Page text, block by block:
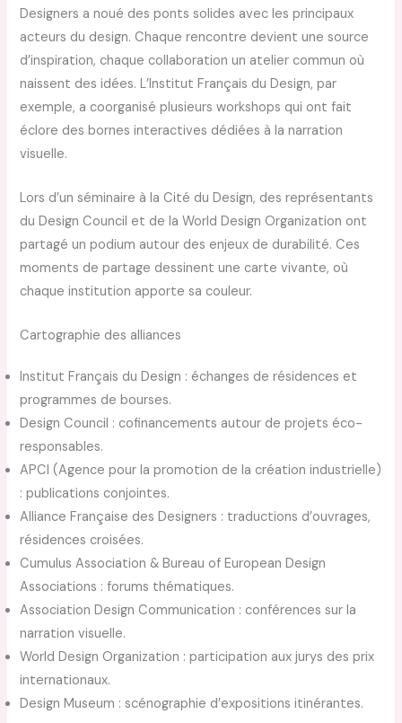
Designers a noué des ponts solides avec les principaux
acteurs du design. Chaque rencontre devient une source
d’inspiration, chaque collaboration un atelier commun où
naissent des idées. L’Institut Français du Design, par
exemple, a coorganisé plusieurs workshops qui ont fait
éclore des bornes interactives dédiées à la narration
visuelle.
Lors d’un séminaire à la Cité du Design, des représentants
du Design Council et de la World Design Organization ont
partagé un podium autour des enjeux de durabilité. Ces
moments de partage dessinent une carte vivante, où
chaque institution apporte sa couleur.
Cartographie des alliances
Institut Français du Design : échanges de résidences et
programmes de bourses.
Design Council : cofinancements autour de projets éco-
responsables.
APCI (Agence pour la promotion de la création industrielle)
: publications conjointes.
Alliance Française des Designers : traductions d’ouvrages,
résidences croisées.
Cumulus Association & Bureau of European Design
Associations : forums thématiques.
Association Design Communication : conférences sur la
narration visuelle.
World Design Organization : participation aux jurys des prix
internationaux.
Design Museum : scénographie d’expositions itinérantes.